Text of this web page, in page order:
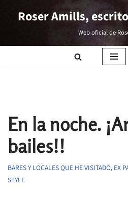
Roser Amills,
Web oficial de
En la noche.
bailes!!
BARES Y LOCALES QUE HE VISITADO, EX
STYLE